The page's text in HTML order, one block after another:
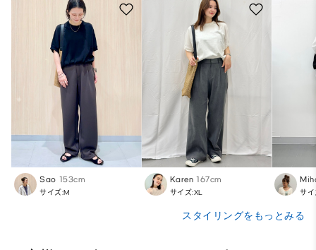
Sao 153cm
サイズ:M
Karen 167cm
サイズ:XL サイ
スタイリングをもっとみる